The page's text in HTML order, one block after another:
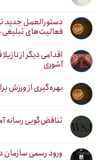
دستورالعمل جدید
فعالیت‌های تبلیغی
اقدامی دیگر از
آشوری
بهره‌گیری از ورزش
تناقض‌گویی رسانه
ورود رسمی سازمان